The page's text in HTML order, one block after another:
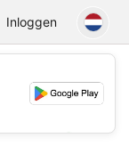
Inloggen
💕